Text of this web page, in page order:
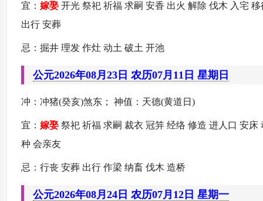
宜： 嫁娶 开光 祭祀 祈福 求嗣 安香 出火 解除 伐木 入宅
出行 安葬
忌：掘井 理发 作灶 动土 破土 开池
公元2026年08月23日 农历07月11日 星期日
冲：冲猪(癸亥)煞东； 神值：天德(黄道日)
宜： 嫁娶 祭祀 祈福 求嗣 裁衣 冠笄 经络 修造 进人口 安床
种 会亲友
忌：行丧 安葬 出行 作梁 纳畜 伐木 造桥
公元2026年08月24日 农历07月12日 星期一